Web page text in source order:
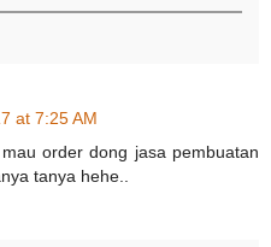
at 7:25 AM
order dong jasa pembuatan
tanya hehe..